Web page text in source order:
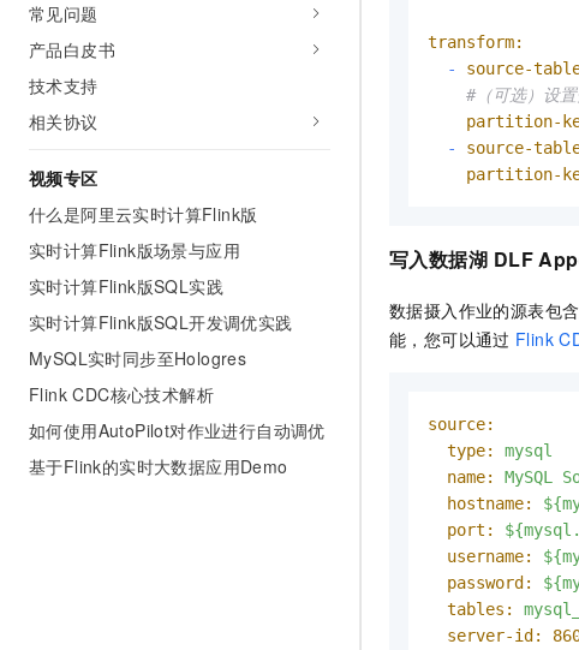
常见问题
产品白皮书
技术支持
相关协议
视频专区
什么是阿里云实时计算Flink版
实时计算Flink版场景与应用
实时计算Flink版SQL实践
实时计算Flink版SQL开发调优实践
MySQL实时同步至Hologres
Flink CDC核心技术解析
如何使用AutoPilot对作业进行自动调优
基于Flink的实时大数据应用Demo
transform:
-
source-
#（可选）设
partition-
-
source-
partition-
写入数据湖 DLF
数据摄入作业的源表包
能，您可以通过 Flink
source:
type:
mysql
name:
MySQL
hostname:
port:
username:
password:
tables:
server-id: